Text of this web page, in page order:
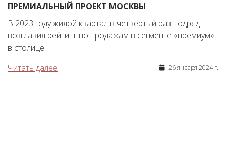
ПРЕМИАЛЬНЫЙ ПРОЕКТ МОСКВЫ
В 2023 году жилой квартал в четвертый раз подряд
возглавил рейтинг по продажам в сегменте «премиум»
в столице
Читать далее
26 января 2024 г.